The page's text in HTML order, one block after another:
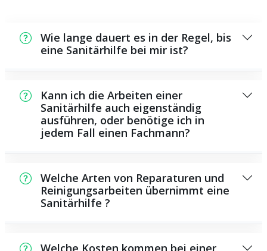
Wie lange dauert es in der Regel, bis
eine Sanitärhilfe bei mir ist?
kurzen Zeitraum an der Schadensstelle sein.
Dies hängt aber auch von der Auftragslage
zu diesem Zeitpunkt ab sowie von der
Verkehrslage und der Entfernung zu Ihnen.
Kann ich die Arbeiten einer
Sanitärhilfe auch eigenständig
ausführen, oder benötige ich in
jedem Fall einen Fachmann?
Wartungsarbeiten, die Sie selbst
durchführen können, beispielsweise die
Anwendung von Rohrreinigungsmitteln aus
Verwendung von speziellem Werkzeug oder
Welche Arten von Reparaturen und
Reinigungsarbeiten übernimmt eine
Sanitärhilfe ?
große Anzahl von Instandsetzungen und